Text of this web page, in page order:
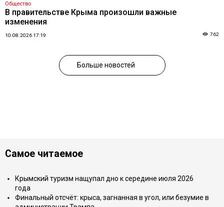
Общество
В правительстве Крыма произошли важные
изменения
10.08.2026 17:19 762
Больше новостей
Самое читаемое
Крымский туризм нащупал дно к середине июля 2026
года
Финальный отсчёт: крыса, загнанная в угол, или безумие в